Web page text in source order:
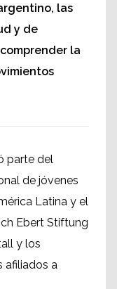
las
y de
la
parte del
de jóvenes
Latina y el
Ebert Stiftung
y los
afiliados a